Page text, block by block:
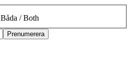
Båda / Both
Prenumerera